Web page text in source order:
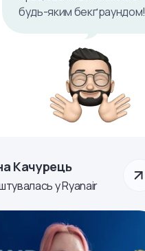
будь-яким бекґраундом!
Качурець
у Ryanair